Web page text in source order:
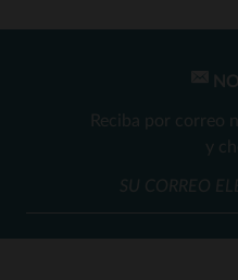
Reciba por correo
y